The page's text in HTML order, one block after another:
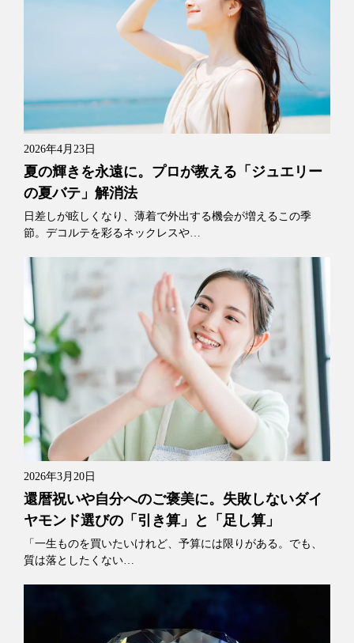
2026年4月23日
夏の輝きを永遠に。プロが教える「ジュエリー
の夏バテ」解消法
日差しが眩しくなり、薄着で外出する機会が増えるこの季
節。デコルテを彩るネックレスや…
2026年3月20日
還暦祝いや自分へのご褒美に。失敗しないダイ
ヤモンド選びの「引き算」と「足し算」
「一生ものを買いたいけれど、予算には限りがある。でも、
質は落としたくない…